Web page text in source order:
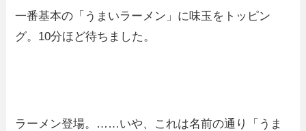
一番基本の「うまいラーメン」に味玉をトッピン
グ。10分ほど待ちました。
ラーメン登場。……いや、これは名前の通り「うま